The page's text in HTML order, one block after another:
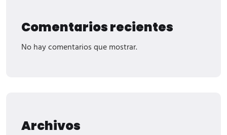
Comentarios recientes
No hay comentarios que mostrar.
Archivos